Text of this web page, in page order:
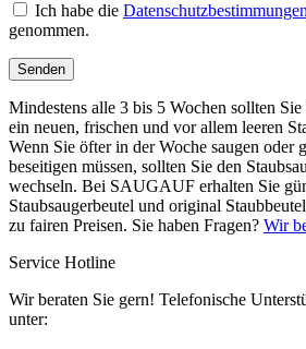
Ich habe die Datenschutzbestimmungen
genommen.
Senden
Mindestens alle 3 bis 5 Wochen sollten
ein neuen, frischen und vor allem leeren
Wenn Sie öfter in der Woche saugen oder
beseitigen müssen, sollten Sie den
wechseln. Bei SAUGAUF erhalten Sie
Staubsaugerbeutel und original
zu fairen Preisen. Sie haben Fragen? Wir
Service Hotline
Wir beraten Sie gern! Telefonische
unter: